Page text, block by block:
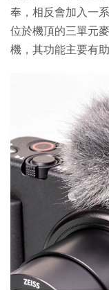
奉，相反會加入一
位於機頂的三單元
機，其功能主要有